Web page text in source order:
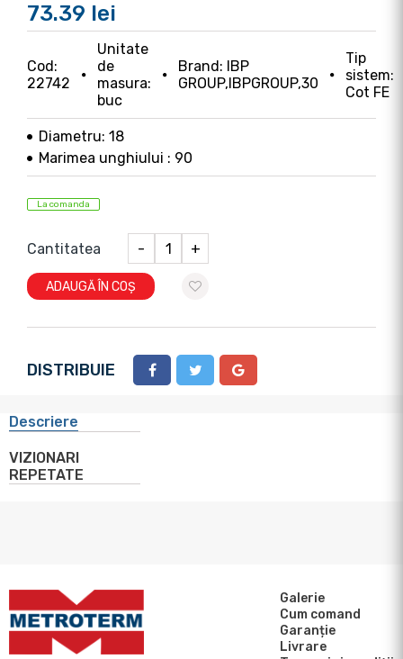
73.39 lei
Cod:
22742
Unitate
de
masura:
buc
Brand: IBP
GROUP,IBPGROUP,30
Tip
sistem:
Cot FE
Diametru: 18
Marimea unghiului : 90
La comanda
Cantitatea - +
ADAUGĂ ÎN COȘ
DISTRIBUIE
Descriere
VIZIONARI
REPETATE
Galerie
Cum comand
Garanție
Livrare